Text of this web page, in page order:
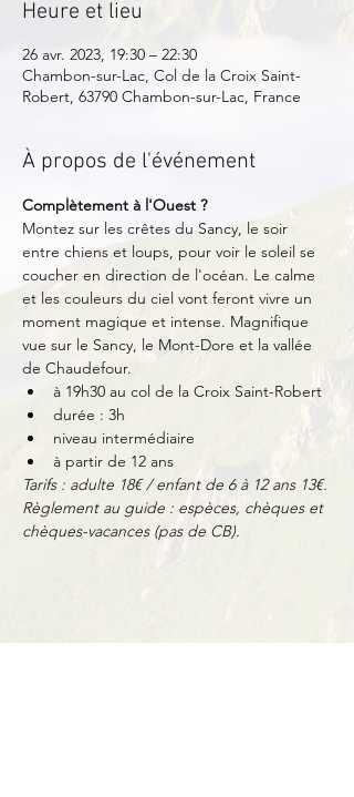
Heure et lieu
26 avr. 2023, 19:30 – 22:30
Chambon-sur-Lac, Col de la Croix Saint-
Robert, 63790 Chambon-sur-Lac, France
À propos de l'événement
Complètement à l'Ouest ?
Montez sur les crêtes du Sancy, le soir
entre chiens et loups, pour voir le soleil se
coucher en direction de l'océan. Le calme
et les couleurs du ciel vont feront vivre un
moment magique et intense. Magnifique
vue sur le Sancy, le Mont-Dore et la vallée
de Chaudefour.
à 19h30 au col de la Croix Saint-Robert
durée : 3h
niveau intermédiaire
à partir de 12 ans
Tarifs : adulte 18€ / enfant de 6 à 12 ans 13€.
Règlement au guide : espèces, chèques et
chèques-vacances (pas de CB).